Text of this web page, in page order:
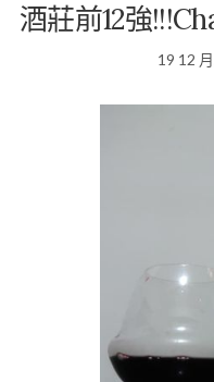
酒莊前12強
19 12